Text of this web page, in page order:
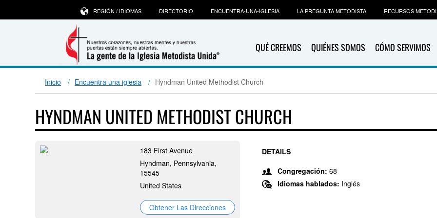
QUÉ CREEMOS QUIÉNES SOMOS CÓMO SERVIMOS
REGIÓN / IDIOMAS DIRECTORIO ENCUENTRA-UNA-IGLESIA LA PREGUNTA METODISTA RECURSOS
Inicio Encuentra una iglesia Hyndman United Methodist Church
HYNDMAN UNITED METHODIST CHURCH
183 First Avenue
Hyndman, Pennsylvania,
15545
United States
Obtener Las Direcciones
DETAILS
Congregación: 68
Idiomas hablados: Inglés